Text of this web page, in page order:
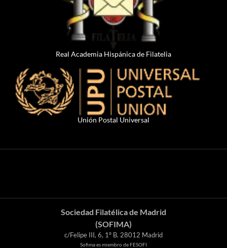
Real Academia Hispánica de Filatelia
Unión Postal Universal
Sociedad Filatélica de Madrid
(SOFIMA)
c/Felipe III, 6, 1º B. 28012 Madrid
Sofima es miembro de FESOFI